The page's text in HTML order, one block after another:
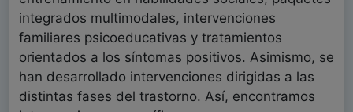
integrados multimodales, intervenciones
familiares psicoeducativas y tratamientos
orientados a los síntomas positivos. Asimismo, se
han desarrollado intervenciones dirigidas a las
distintas fases del trastorno. Así, encontramos